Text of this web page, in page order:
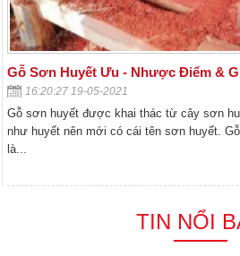
Gỗ Sơn Huyết Ưu - Nhược Điểm &
16:20:27 19-05-2021
Gỗ sơn huyết được khai thác từ cây sơn
như huyết nên mới có cái tên sơn huyết.
là...
TIN NỔI